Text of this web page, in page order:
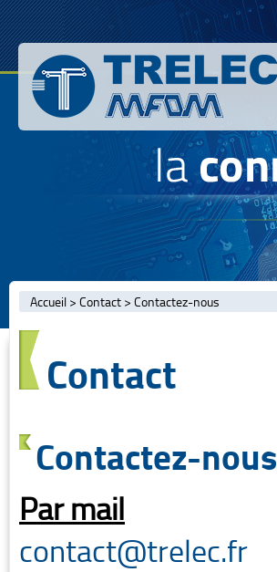
Accueil > Contact > Contactez-nous
Contact
Contactez-nous
Par mail
contact@trelec.fr